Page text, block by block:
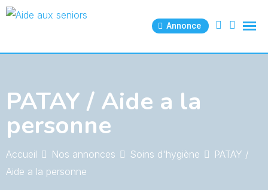
Skip
Annonce
PATAY / Aide a la
personne
Accueil Nos annonces Soins d'hygiène
PATAY /
Aide a la personne